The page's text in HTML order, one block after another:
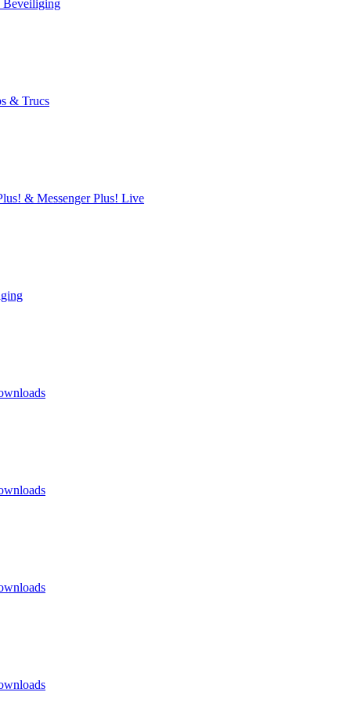
Beveiliging
& Trucs
& Messenger Plus! Live